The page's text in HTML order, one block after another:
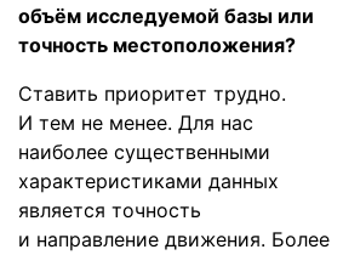
объём исследуемой базы или
точность местоположения?
Ставить приоритет трудно.
И тем не менее. Для нас
наиболее существенными
характеристиками данных
является точность
и направление движения. Более